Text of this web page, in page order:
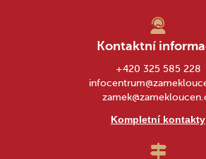
Kontaktní
+420 325 585 228
Kompletní kontakty